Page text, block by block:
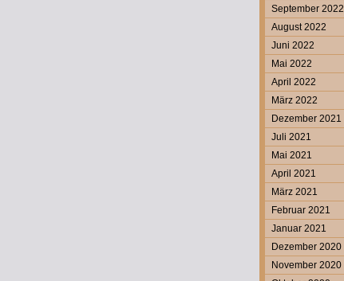
September 2022
August 2022
Juni 2022
Mai 2022
April 2022
März 2022
Dezember 2021
Juli 2021
Mai 2021
April 2021
März 2021
Februar 2021
Januar 2021
Dezember 2020
November 2020